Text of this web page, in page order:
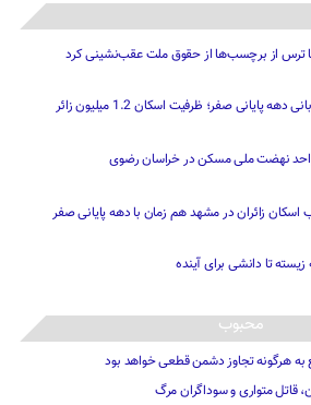
با ترس از برچسب‌ها از حقوق ملت عقب‌نشینی کرد
پایانی صفر؛ ظرفیت اسکان 1.2 میلیون زائر
زیسته تا دانشی برای آینده
محبوب
به هرگونه تجاوز دشمن قطعی خواهد بود
قاتل متواری و سوداگران مرگ